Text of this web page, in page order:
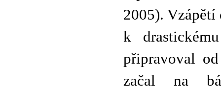
2005). Vzápětí
k
připravoval
začal na